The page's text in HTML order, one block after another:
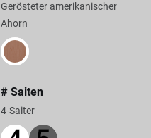
Gerösteter amerikanischer
Ahorn
# Saiten
4-Saiter